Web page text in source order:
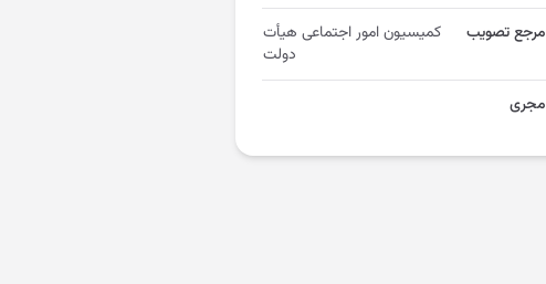
مرجع تصویب
کمیسیون امور اجتماعی هیأت
دولت
مجری